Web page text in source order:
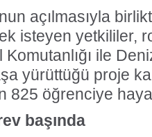
açılmasıyla
isteyen yetkililer,
ile
yürüttüğü proje
825 öğrenciye
başında